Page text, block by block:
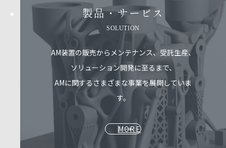
製品・サービス​
SOLUTION
AM装置の販売からメンテナンス、受託生産、
ソリューション開発に至るまで、
AMに関するさまざまな事業を展開していま
す。
MORE